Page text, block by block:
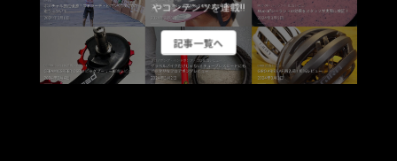
やコンテンツを連載!!
記事一覧へ